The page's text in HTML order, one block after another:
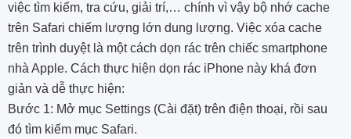
việc tìm kiếm, tra cứu, giải trí,… chính vì vậy bộ nhớ cache
trên Safari chiếm lượng lớn dung lượng. Việc xóa cache
trên trình duyệt là một cách dọn rác trên chiếc smartphone
nhà Apple. Cách thực hiện dọn rác iPhone này khá đơn
giản và dễ thực hiện:
Bước 1: Mở mục Settings (Cài đặt) trên điện thoại, rồi sau
đó tìm kiếm mục Safari.